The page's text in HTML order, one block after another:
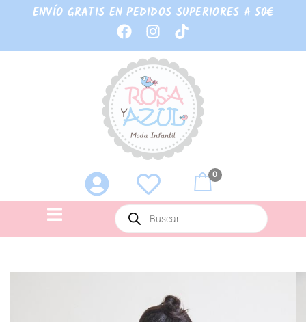
ENVÍO GRATIS EN PEDIDOS SUPERIORES A 50€
0